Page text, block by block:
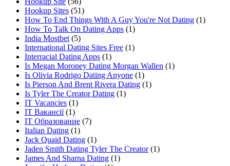
Hookup Sites (51)
How To End Things With A Guy You're Not Dating (1)
How To Talk On Dating Apps (1)
India Mostbet (5)
International Dating Sites Free (1)
Interracial Dating Apps (1)
Is Megan Moroney Dating Morgan Wallen (1)
Is Olivia Rodrigo Dating Anyone (1)
Is Pierson And Brent Rivera Dating (1)
Is Tyler The Creator Dating (1)
IT Vacancies (1)
IT Вакансії (1)
IT Образование (7)
Italian Dating (1)
Jack Quaid Dating (1)
Jaden Smith Dating Tyler The Creator (1)
James And Sharna Dating (1)